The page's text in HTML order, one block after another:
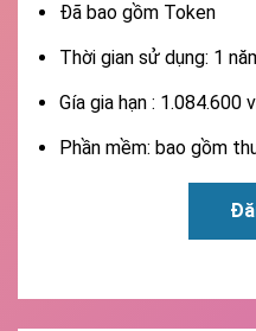
Đã bao gồm Token
Thời gian sử dụng: 1
Gía gia hạn : 1.084.600
Phần mềm: bao gồm